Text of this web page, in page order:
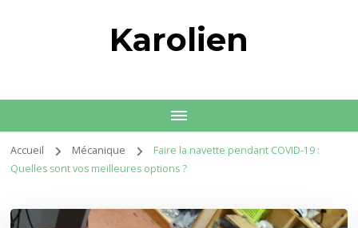
Karolien
Accueil Mécanique
Faire la navette pendant COVID-19 :
Quelles sont vos meilleures options ?